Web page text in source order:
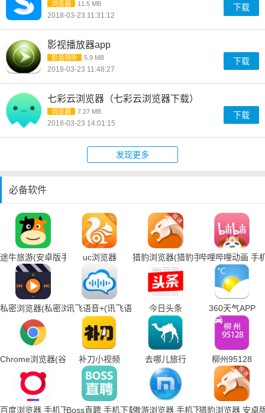
浏览器 11.5 MB
2018-03-23 11:31:12
下载
影视播放器app
影音视听 5.9 MB
2018-03-23 11:48:27
下载
七彩云浏览器（七彩云浏览器下载）
浏览器 7.27 MB
2018-03-23 14:01:15
下载
发现更多
必备软件
途牛旅游(安卓版手机下载)uc浏览器 猎豹浏览器(猎豹手机浏览器下载)
哔哩哔哩动画 手
私密浏览器(私密浏览器手机下载)讯飞语音+(讯飞语音输入法手机下载)
今日头条 360天气APP
Chrome浏览器(谷歌浏览器手机下载)
补刀小视频 去哪儿旅行 柳州95128
百度浏览器 手机下载Boss直聘 手机下载傲游浏览器 手机下载猎豹浏览器 安卓